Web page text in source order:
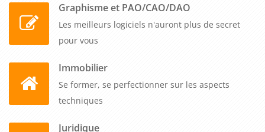
Graphisme et PAO/CAO/DAO
Les meilleurs logiciels n'auront plus de secret
pour vous
Immobilier
Se former, se perfectionner sur les aspects
techniques
Juridique